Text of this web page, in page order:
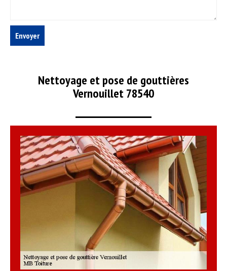
Nettoyage et pose de gouttières
Vernouillet 78540